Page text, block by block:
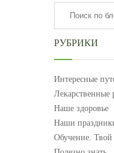
РУБРИКИ
Интересные
Лекарственные
Наше здоровье
Наши
Обучение. Твой